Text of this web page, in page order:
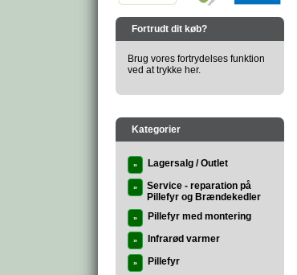
Fortrudt dit køb?
Brug vores fortrydelses funktion
ved at trykke her.
Kategorier
» Lagersalg / Outlet
»
Service - reparation på
Pillefyr og Brændekedler
» Pillefyr med montering
» Infrarød varmer
» Pillefyr